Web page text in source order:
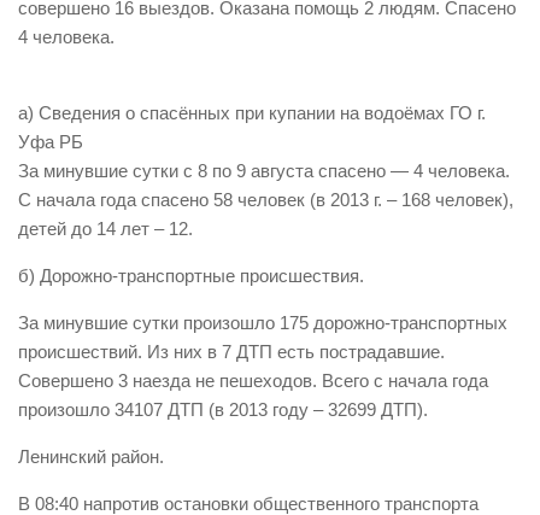
Документы
Виды деятельности
Оказание платных образовательных услуг
УГЗ рекомендует
Памятки населению
Как стать спасателем
Уголок гражданской обороны
Пресс-центр
Купальный сезон
совершено 16 выездов. Оказана помощь 2 людям. Спасено
4 человека.
а) Сведения о спасённых при купании на водоёмах ГО г.
Уфа РБ
За минувшие сутки с 8 по 9 августа спасено — 4 человека.
С начала года спасено 58 человек (в 2013 г. – 168 человек),
детей до 14 лет – 12.
б) Дорожно-транспортные происшествия.
За минувшие сутки произошло 175 дорожно-транспортных
происшествий. Из них в 7 ДТП есть пострадавшие.
Совершено 3 наезда не пешеходов. Всего с начала года
произошло 34107 ДТП (в 2013 году – 32699 ДТП).
Ленинский район.
В 08:40 напротив остановки общественного транспорта